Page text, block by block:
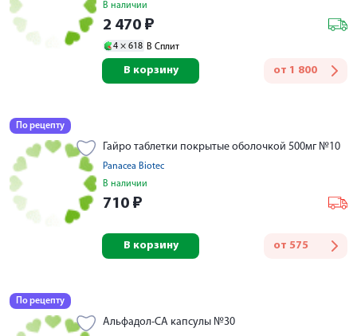
В наличии
2 470 ₽
4 × 618 В Сплит
от 1 800
В корзину
По рецепту
Гайро таблетки покрытые оболочкой 500мг №10
Panacea Biotec
В наличии
710 ₽
от 575
В корзину
По рецепту
Альфадол-СА капсулы №30